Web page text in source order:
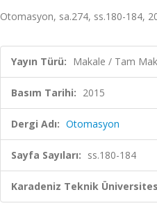
Otomasyon, sa.274, ss.180-184,
Yayın Türü: Makale / Tam
Basım Tarihi: 2015
Dergi Adı: Otomasyon
Sayfa Sayıları: ss.180-184
Karadeniz Teknik